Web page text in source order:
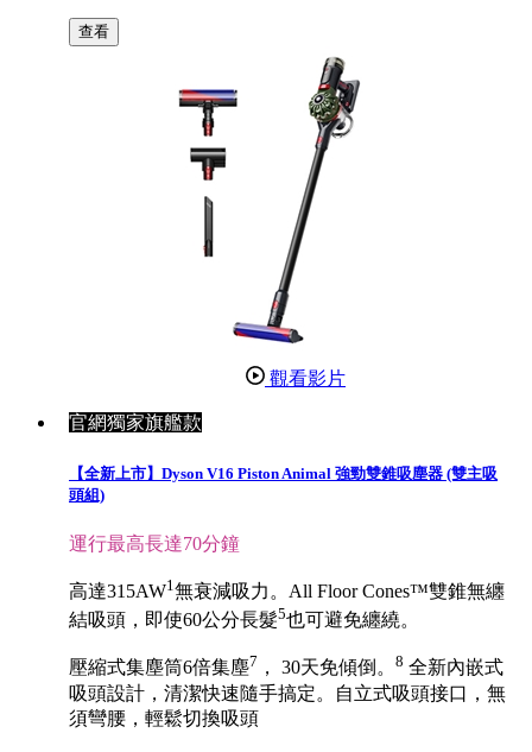
查看
觀看影片
官網獨家旗艦款
【全新上市】Dyson V16 Piston Animal 強勁雙錐吸塵器 (雙主吸
頭組)
運行最高長達70分鐘
高達315AW1 無衰減吸力。All Floor Cones™雙錐無纏
結吸頭，即使60公分長髮5也可避免纏繞。
壓縮式集塵筒6倍集塵7 ， 30天免傾倒。 8 全新內嵌式
吸頭設計，清潔快速隨手搞定。自立式吸頭接口，無
須彎腰，輕鬆切換吸頭